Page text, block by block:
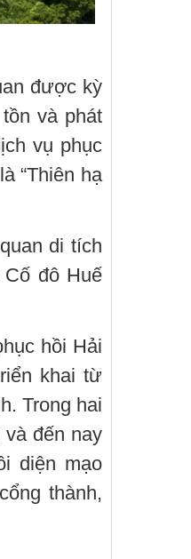
được kỳ
và phát
vụ phục
“Thiên hạ
di tích
đô Huế
hồi Hải
khai từ
Trong hai
đến nay
diện mạo
thành,